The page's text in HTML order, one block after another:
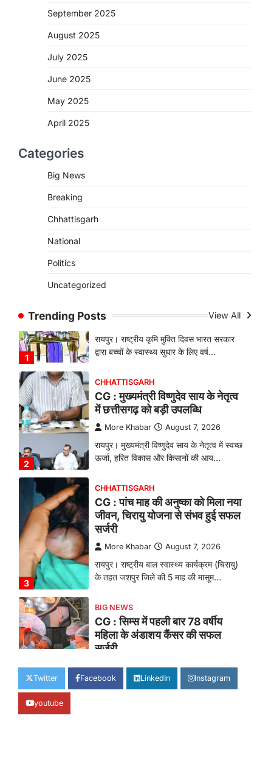
September 2025
August 2025
July 2025
June 2025
May 2025
April 2025
Categories
Big News
Breaking
Chhattisgarh
National
Politics
Uncategorized
Trending Posts View All
CHHATTISGARH
CG : पांच माह की अनुष्का को मिला नया
सर्जरी
के तहत जशपुर जिले की 5 माह की मासूम…
सर्जरी
रायपुर। छत्तीसगढ़ आयुर्विज्ञान संस्थान (सिम्स),
बिलासपुर के स्त्री एवं प्रसूति रोग विभाग के विशेषज्ञ
1
CHHATTISGARH
CG: 1 से 19 वर्ष तक के बच्चों को
More Khabar August 7, 2026
रायपुर। राष्ट्रीय कृमि मुक्ति दिवस भारत सरकार
द्वारा बच्चों के स्वास्थ्य सुधार के लिए वर्ष…
2
CHHATTISGARH
CG : मुख्यमंत्री विष्णुदेव साय के नेतृत्व
में छत्तीसगढ़ को बड़ी उपलब्धि
More Khabar August 7, 2026
रायपुर। मुख्यमंत्री विष्णुदेव साय के नेतृत्व में स्वच्छ
ऊर्जा, हरित विकास और किसानों की आय…
3
CHHATTISGARH
CG : पांच माह की अनुष्का को मिला नया
जीवन, चिरायु योजना से संभव हुई सफल
सर्जरी
More Khabar August 7, 2026
रायपुर। राष्ट्रीय बाल स्वास्थ्य कार्यक्रम (चिरायु)
के तहत जशपुर जिले की 5 माह की मासूम…
4
BIG NEWS
CG : सिम्स में पहली बार 78 वर्षीय
महिला के अंडाशय कैंसर की सफल
सर्जरी
More Khabar August 7, 2026
रायपुर। छत्तीसगढ़ आयुर्विज्ञान संस्थान (सिम्स),
Twitter Facebook LinkedIn Instagram
youtube